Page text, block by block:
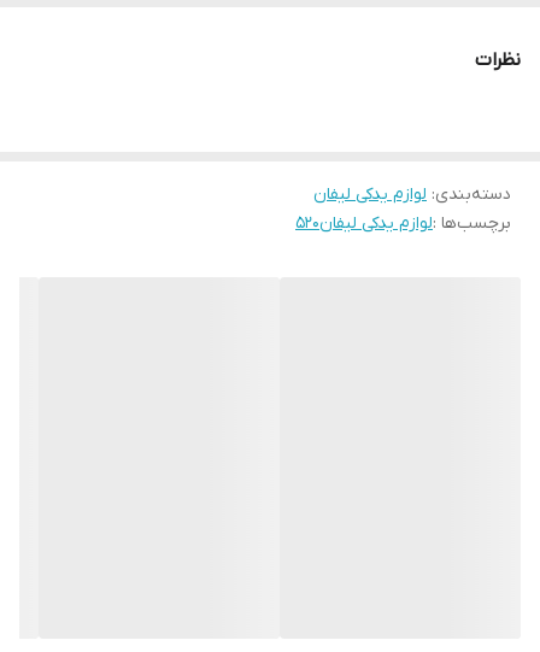
نظرات
دسته‌بندی: لوازم یدکی لیفان
برچسب‌ها :لوازم یدکی لیفان۵۲۰